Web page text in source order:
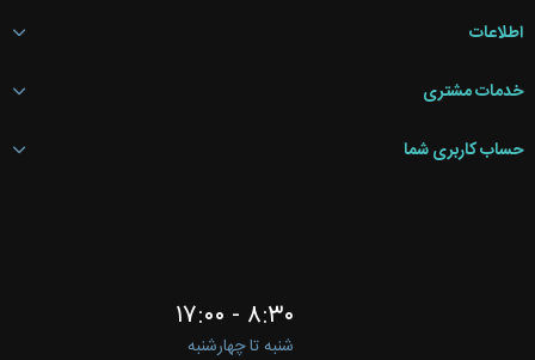
اطلاعات
خدمات مشتری
حساب کاربری شما
۸:۳۰ - ۱۷:۰۰
شنبه تا چهارشنبه